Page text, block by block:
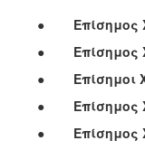
● Επίσημος
● Επίσημος
● Επίσημοι
● Επίσημος
● Επίσημος